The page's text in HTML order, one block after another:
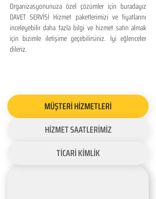
Organizasyonunuza özel çözümler için buradayız
DAVET SERVİSİ Hizmet paketlerimizi ve fiyatlarını
inceleyebilir daha fazla bilgi ve hizmet satın almak
için bizimle iletişime geçebilirsiniz. İyi eğlenceler
dileriz.
MÜŞTERİ HİZMETLERİ
HİZMET SAATLERİMİZ
TİCARİ KİMLİK